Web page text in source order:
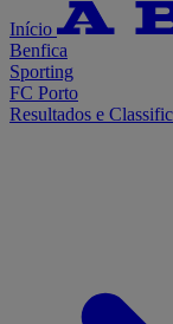
Início
Benfica
Sporting
FC Porto
Resultados e